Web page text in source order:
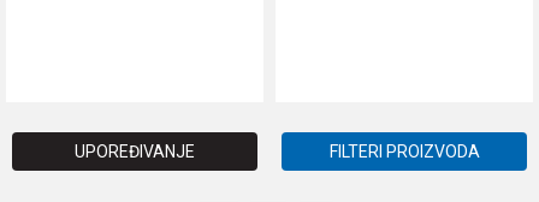
UPOREĐIVANJE FILTERI PROIZVODA